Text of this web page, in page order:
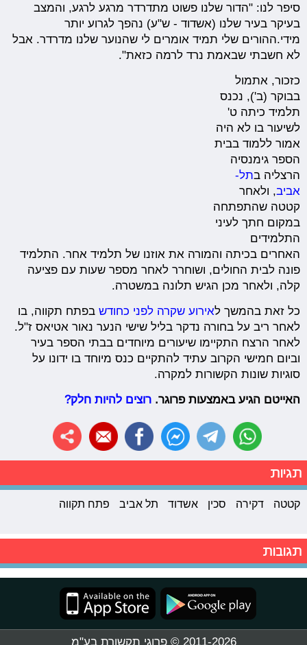
סיפר לנו: "הדור שלנו פשוט מתדרדר מרגע לרגע, והמצב
בעיקר בעיר שלנו (אשדוד - ש"ע) נהפך לגרוע יותר
מידי.ההורים שלי תמיד אומרים לי שהנוער שלנו מדרדר. אבל
לא חשבתי שבאמת נרד לרמה כזאת".
כזכור, אתמול
בבוקר (ב'), נכנס
תלמיד כיתה ט'
לשיעור בו לא היה
אמור ללמוד בבית
הספר גימנסיה
הרצליה בתל-
אביב, ולאחר
קטטה שהתפתחה
במקום חתך לעיני
התלמידים
האחרים בכיתה והמורה את אוזנו של תלמיד אחר. התלמיד
פונה לבית החולים, ושוחרר לאחר מספר שעות עם פציעה
קלה, ולאחר מכן הגיש תלונה במשטרה.
כל זאת בהמשך לאירוע שקרה לפני כחודש בפתח תקווה, בו
לאחר ריב על בחורה נדקר בליל שישי הנער נאור אטיאס ז"ל.
לאחר הרצח התקיימו שיעורים מיוחדים בבתי הספר בעיר
וביום חמישי הקרוב עתיד להתקיים כנס מיוחד בו ידונו על
סוגיות שונות הקשורות למקרה.
האייטם הגיע באמצעות פרוגר.רוצים להיות חלק?
תגיות
קטטה דקירה סכין אשדוד תל אביב פתח תקווה
תגובות
2011-2026 © פרוגי תקשורת בע"מ